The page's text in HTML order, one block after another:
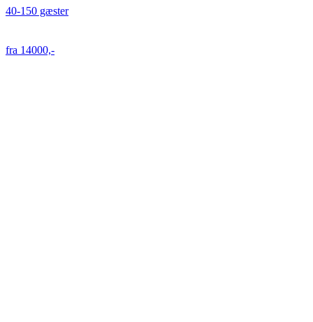
40-150 gæster
fra 14000,-